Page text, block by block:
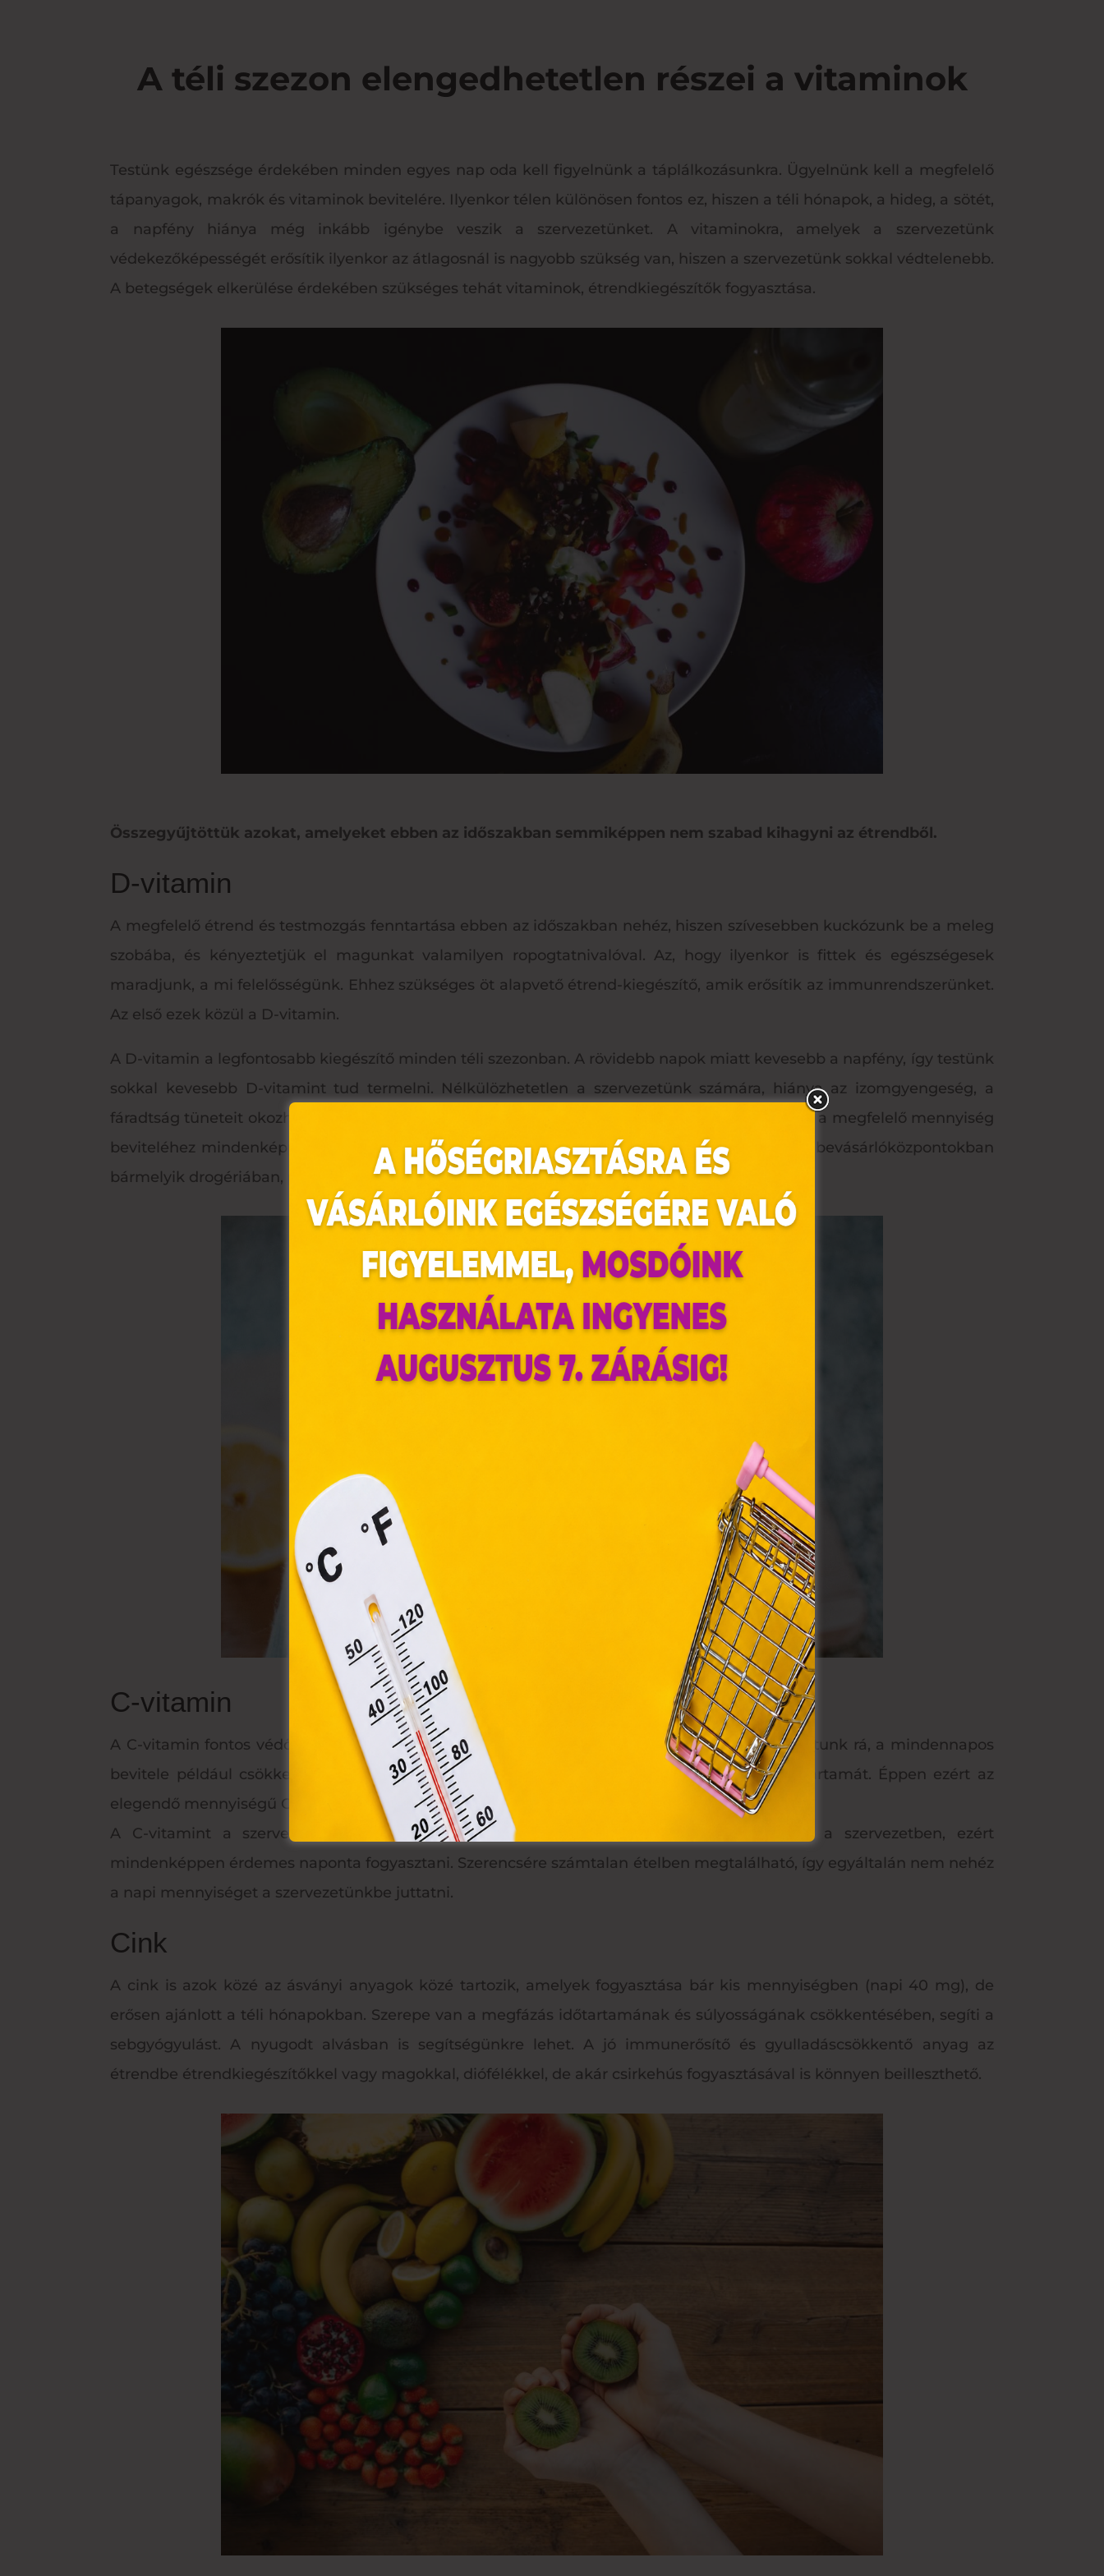
A téli szezon elengedhetetlen részei a vitaminok
Testünk egészsége érdekében minden egyes nap oda kell figyelnünk a táplálkozásunkra. Ügyelnünk kell a megfelelő
tápanyagok, makrók és vitaminok bevitelére. Ilyenkor télen különösen fontos ez, hiszen a téli hónapok, a hideg, a sötét,
a napfény hiánya még inkább igénybe veszik a szervezetünket. A vitaminokra, amelyek a szervezetünk
védekezőképességét erősítik ilyenkor az átlagosnál is nagyobb szükség van, hiszen a szervezetünk sokkal védtelenebb.
A betegségek elkerülése érdekében szükséges tehát vitaminok, étrendkiegészítők fogyasztása.
Összegyűjtöttük azokat, amelyeket ebben az időszakban semmiképpen nem szabad kihagyni az étrendből.
D-vitamin
A megfelelő étrend és testmozgás fenntartása ebben az időszakban nehéz, hiszen szívesebben kuckózunk be a meleg
szobába, és kényeztetjük el magunkat valamilyen ropogtatnivalóval. Az, hogy ilyenkor is fittek és egészségesek
maradjunk, a mi felelősségünk. Ehhez szükséges öt alapvető étrend-kiegészítő, amik erősítik az immunrendszerünket.
Az első ezek közül a D-vitamin.
A D-vitamin a legfontosabb kiegészítő minden téli szezonban. A rövidebb napok miatt kevesebb a napfény, így testünk
sokkal kevesebb D-vitamint tud termelni. Nélkülözhetetlen a szervezetünk számára, hiánya az izomgyengeség, a
fáradtság tüneteit okozhatja. Bár valamennyi D-vitamint az ételekből is pótolni tud a szervezet, a megfelelő mennyiség
beviteléhez mindenképpen szükséges az étrendkiegészítők használata, ezeket megtalálod a bevásárlóközpontokban
bármelyik drogériában, patikában vagy herbáriában.
C-vitamin
A C-vitamin fontos védőszerepet tölt be az emberi szervezetben. Számtalan fronton számíthatunk rá, a mindennapos
bevitele például csökkenti a megfázás tüneteinek súlyosságát és lerövidíti a betegség időtartamát. Éppen ezért az
elegendő mennyiségű C-vitamin bevitele különösen fontos télen.
A C-vitamint a szervezetünk nem termeli, mint a D-vitamint, és nem is tárolódik el a szervezetben, ezért
mindenképpen érdemes naponta fogyasztani. Szerencsére számtalan ételben megtalálható, így egyáltalán nem nehéz
a napi mennyiséget a szervezetünkbe juttatni.
Cink
A cink is azok közé az ásványi anyagok közé tartozik, amelyek fogyasztása bár kis mennyiségben (napi 40 mg), de
erősen ajánlott a téli hónapokban. Szerepe van a megfázás időtartamának és súlyosságának csökkentésében, segíti a
sebgyógyulást. A nyugodt alvásban is segítségünkre lehet. A jó immunerősítő és gyulladáscsökkentő anyag az
étrendbe étrendkiegészítőkkel vagy magokkal, diófélékkel, de akár csirkehús fogyasztásával is könnyen beilleszthető.
Ez az oldal sütiket használ
Weboldalunkon „cookie"-kat (továbbiakban „süti") alkalmazunk. Ezek olyan
fájlok, melyek információt tárolnak webes böngészőjében. Ehhez az Ön
elektronikus kereskedelmi szolgáltatások, az információs társadalommal
összefüggő szolgáltatások egyes kérdéseiről szóló 2001. évi CVIII. törvény,
valamint az Európai Unió előírásainak megfelelően használjuk. Azon
weblapoknak, melyek az Európai Unió országain belül működnek, a „sütik"
használatához, és ezeknek a felhasználó számítógépén vagy egyéb
eszközén történő tárolásához a felhasználók hozzájárulását kell kérniük.
Módosítom a beállításokat